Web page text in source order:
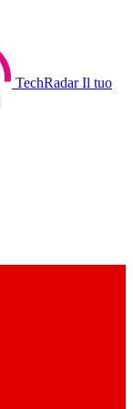
TechRadar Il tuo